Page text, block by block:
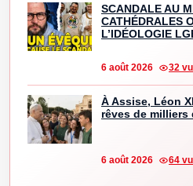
SCANDALE AU
CATHÉDRALES
L’IDÉOLOGIE
6 août 2026 32
À Assise, Léon
rêves de milliers
6 août 2026 64